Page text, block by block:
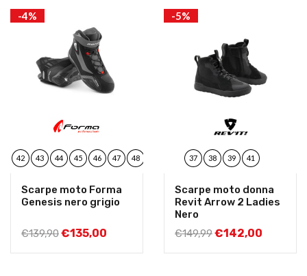
-4%
42 43 44 45 46 47 48
Scarpe moto Forma
Genesis nero grigio
€139,90€135,00
-5%
37 38 39 41
Scarpe moto donna
Revit Arrow 2 Ladies
Nero
€149,99€142,00